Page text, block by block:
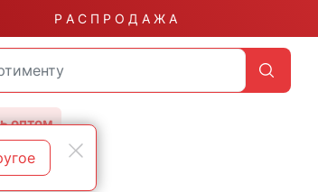
Р А С П Р О Д А Ж А
оптом